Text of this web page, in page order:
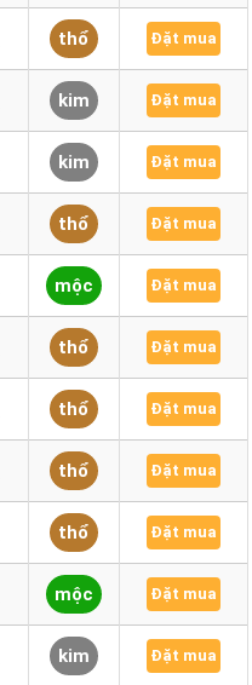
thổ Đặt mua
kim Đặt mua
kim Đặt mua
thổ Đặt mua
mộc Đặt mua
thổ Đặt mua
thổ Đặt mua
thổ Đặt mua
thổ Đặt mua
mộc Đặt mua
kim Đặt mua